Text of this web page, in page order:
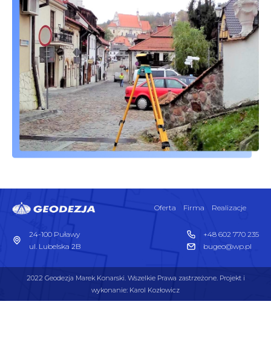
Oferta Firma Realizacje
24-100 Puławy
ul. Lubelska 2B
+48 602 770 235
bugeo@wp.pl
2022 Geodezja Marek Konarski. Wszelkie Prawa zastrzeżone. Projekt i
wykonanie: Karol Kozłowicz